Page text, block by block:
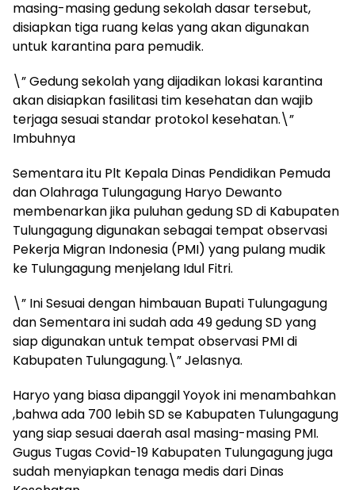
masing-masing gedung sekolah dasar tersebut,
disiapkan tiga ruang kelas yang akan digunakan
untuk karantina para pemudik.
\” Gedung sekolah yang dijadikan lokasi karantina
akan disiapkan fasilitasi tim kesehatan dan wajib
terjaga sesuai standar protokol kesehatan.\”
Imbuhnya
Sementara itu Plt Kepala Dinas Pendidikan Pemuda
dan Olahraga Tulungagung Haryo Dewanto
membenarkan jika puluhan gedung SD di Kabupaten
Tulungagung digunakan sebagai tempat observasi
Pekerja Migran Indonesia (PMI) yang pulang mudik
ke Tulungagung menjelang Idul Fitri.
\” Ini Sesuai dengan himbauan Bupati Tulungagung
dan Sementara ini sudah ada 49 gedung SD yang
siap digunakan untuk tempat observasi PMI di
Kabupaten Tulungagung.\” Jelasnya.
Haryo yang biasa dipanggil Yoyok ini menambahkan
,bahwa ada 700 lebih SD se Kabupaten Tulungagung
yang siap sesuai daerah asal masing-masing PMI.
Gugus Tugas Covid-19 Kabupaten Tulungagung juga
sudah menyiapkan tenaga medis dari Dinas